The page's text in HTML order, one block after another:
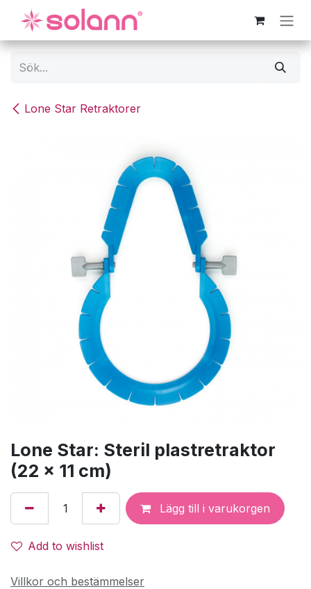
Hoppa till innehåll
Lone Star Retraktorer
Lone Star: Steril plastretraktor
(22 x 11 cm)
Lägg till i varukorgen
Add to wishlist
Villkor och bestämmelser